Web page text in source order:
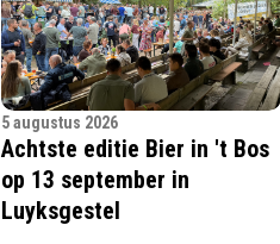
5 augustus 2026
Achtste editie Bier in 't Bos
op 13 september in
Luyksgestel